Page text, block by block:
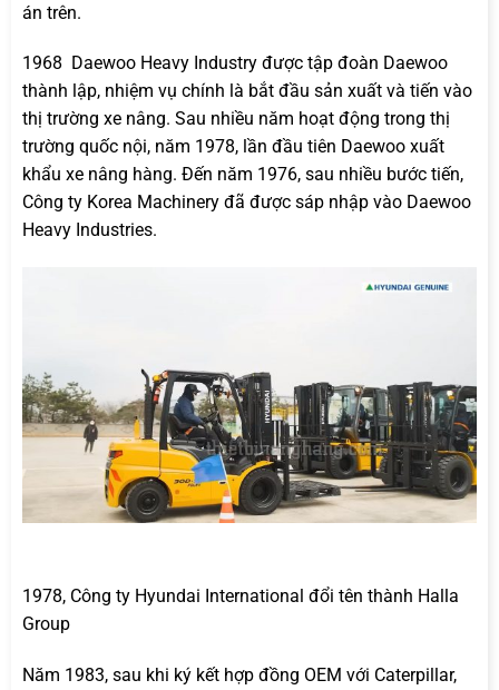
án trên.
1968 Daewoo Heavy Industry được tập đoàn Daewoo
thành lập, nhiệm vụ chính là bắt đầu sản xuất và tiến vào
thị trường xe nâng. Sau nhiều năm hoạt động trong thị
trường quốc nội, năm 1978, lần đầu tiên Daewoo xuất
khẩu xe nâng hàng. Đến năm 1976, sau nhiều bước tiến,
Công ty Korea Machinery đã được sáp nhập vào Daewoo
Heavy Industries.
1978, Công ty Hyundai International đổi tên thành Halla
Group
Năm 1983, sau khi ký kết hợp đồng OEM với Caterpillar,